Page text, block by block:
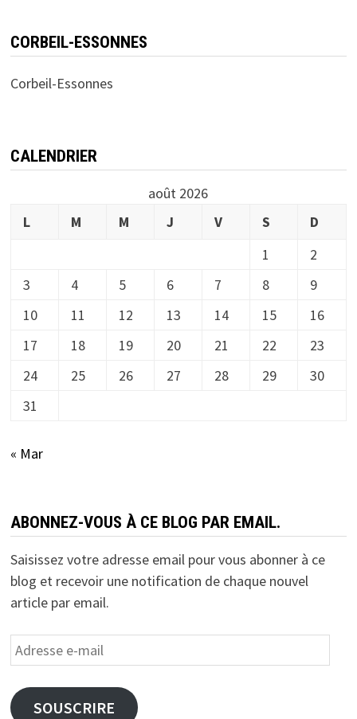
CORBEIL-ESSONNES
Corbeil-Essonnes
CALENDRIER
août 2026
L
M M J V S
D
1
2
3
4 5 6 7 8
9
10
11 12 13 14 15
16
17
18 19 20 21 22
23
24
25 26 27 28 29
30
31
« Mar
ABONNEZ-VOUS À CE BLOG PAR EMAIL.
Saisissez votre adresse email pour vous abonner à ce
blog et recevoir une notification de chaque nouvel
article par email.
Adresse
e-
mail
SOUSCRIRE